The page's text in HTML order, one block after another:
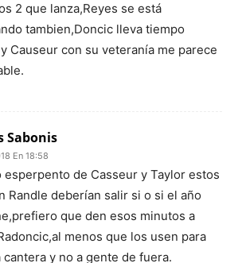
2 que lanza,Reyes se está
tambien,Doncic lleva tiempo
Causeur con su veteranía me parece
Sabonis
En 18:58
esperpento de Casseur y Taylor estos
Randle deberían salir si o si el año
que den esos minutos a
menos que los usen para
cantera y no a gente de fuera.